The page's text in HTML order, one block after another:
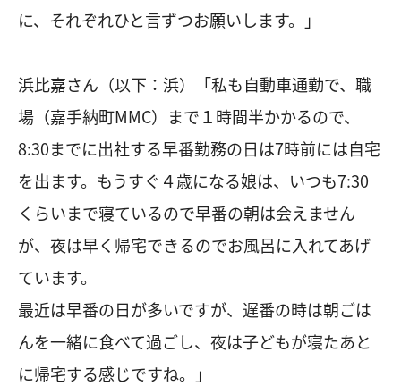
に、それぞれひと言ずつお願いします。」
浜比嘉さん（以下：浜）「私も自動車通勤で、職
場（嘉手納町MMC）まで１時間半かかるので、
8:30までに出社する早番勤務の日は7時前には自宅
を出ます。もうすぐ４歳になる娘は、いつも7:30
くらいまで寝ているので早番の朝は会えません
が、夜は早く帰宅できるのでお風呂に入れてあげ
ています。
最近は早番の日が多いですが、遅番の時は朝ごは
んを一緒に食べて過ごし、夜は子どもが寝たあと
に帰宅する感じですね。」